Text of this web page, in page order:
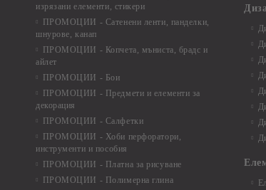
изрязани елементи, стикери
ПРОМОЦИИ - Сатенени ленти, панделки,
шнурове, канап
ПРОМОЦИИ - Копчета, мъниста, брадс и
айлет
ПРОМОЦИИ - Бои
ПРОМОЦИИ - Предмети и елементи за
декорация
ПРОМОЦИИ - Салфетки
ПРОМОЦИИ - Хоби перфоратори,
инструменти и пособия
ПРОМОЦИИ - Платна за рисуване
ПРОМОЦИИ - Полимерна глина